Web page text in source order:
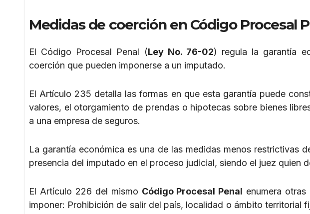
Medidas de coerción en Código Procesal
El Código Procesal Penal (Ley No. 76-02) regula la garantía
coerción que pueden imponerse a un imputado.
El Artículo 235 detalla las formas en que esta garantía puede
valores, el otorgamiento de prendas o hipotecas sobre bienes
a una empresa de seguros.
La garantía económica es una de las medidas menos restrictivas
presencia del imputado en el proceso judicial, siendo el juez quien
El Artículo 226 del mismo Código Procesal Penal enumera
imponer: Prohibición de salir del país, localidad o ámbito territorial